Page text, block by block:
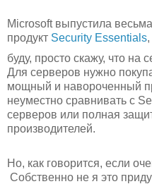
Microsoft выпустила
продукт Security Essentials
буду, просто скажу, что на
Для серверов нужно
мощный и навороченный
неуместно сравнивать с
серверов или полная
производителей.
Но, как говорится, если
Собственно не я это